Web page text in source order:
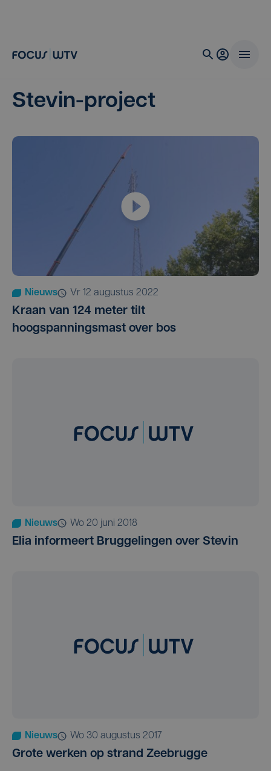
Stevin-project
Nieuws vr 12 augustus 2022
Kraan van 124 meter tilt
hoogspanningsmast over bos
Nieuws wo 20 juni 2018
Elia informeert Bruggelingen over Stevin
Nieuws wo 30 augustus 2017
Grote werken op strand Zeebrugge